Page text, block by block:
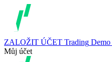
ZALOŽIT ÚČET Trading Demo
Můj účet